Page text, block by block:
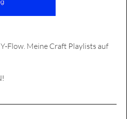
Flow. Meine Craft Playlists auf